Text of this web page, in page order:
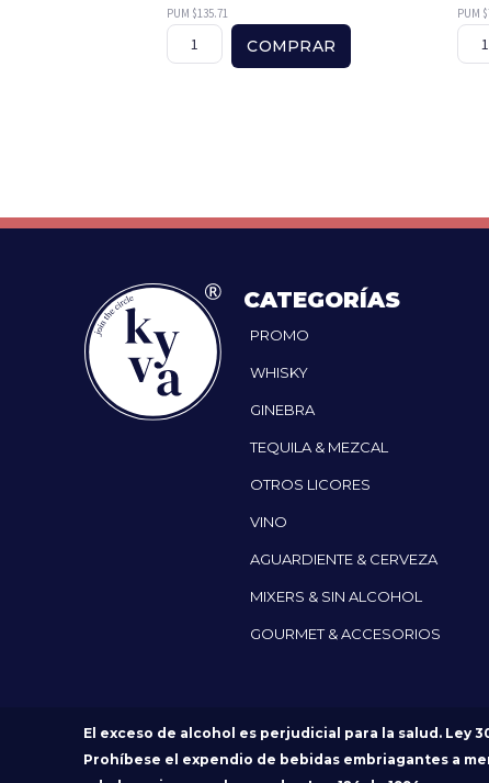
PUM $135.71
COMPRAR
PUM
CATEGORÍAS
PROMO
WHISKY
GINEBRA
TEQUILA & MEZCAL
OTROS LICORES
VINO
AGUARDIENTE & CERVEZA
MIXERS & SIN ALCOHOL
GOURMET & ACCESORIOS
El exceso de alcohol es perjudicial para la salud. Ley
Prohíbese el expendio de bebidas embriagantes a